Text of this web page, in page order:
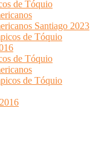
de Tóquio
Santiago 2023
de Tóquio
de Tóquio
de Tóquio